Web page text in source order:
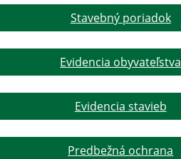
Stavebný poriadok
Evidencia obyvateľstva
Evidencia stavieb
Predbežná ochrana